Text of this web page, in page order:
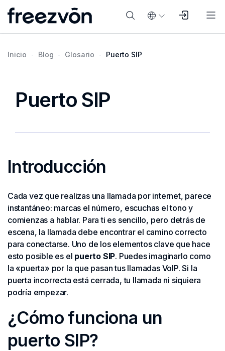
Inicio Blog Glosario Puerto SIP
Puerto SIP
Introducción
Cada vez que realizas una llamada por internet, parece
instantáneo: marcas el número, escuchas el tono y
comienzas a hablar. Para ti es sencillo, pero detrás de
escena, la llamada debe encontrar el camino correcto
para conectarse. Uno de los elementos clave que hace
esto posible es el puerto SIP. Puedes imaginarlo como
la «puerta» por la que pasan tus llamadas VoIP. Si la
puerta incorrecta está cerrada, tu llamada ni siquiera
podría empezar.
¿Cómo funciona un
puerto SIP?